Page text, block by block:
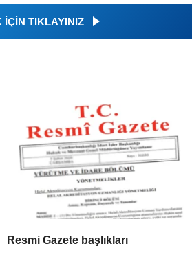
İÇİN TIKLAYINIZ
Resmi Gazete başlıkları